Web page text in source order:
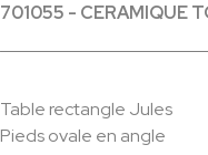
701055 - CERAMIQUE
Table rectangle Jules
Pieds ovale en angle